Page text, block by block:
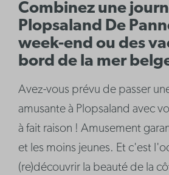
Combinez une
Plopsaland De
week-end ou des
bord de la mer
Avez-vous prévu de passer
amusante à Plopsaland avec
à fait raison ! Amusement
et les moins jeunes. Et c'est
(re)découvrir la beauté de la